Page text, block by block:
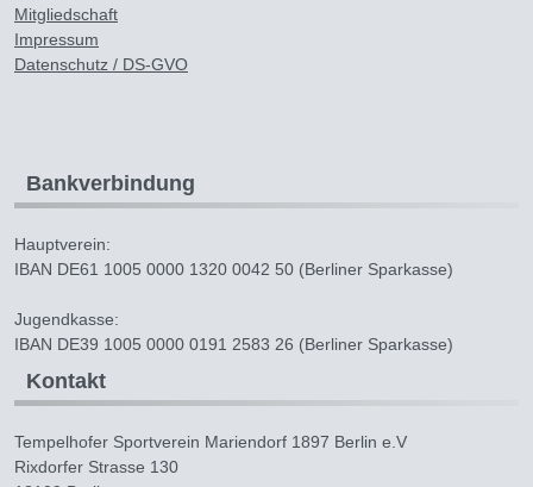
Mitgliedschaft
Impressum
Datenschutz / DS-GVO
Bankverbindung
Hauptverein:
IBAN DE61 1005 0000 1320 0042 50 (Berliner Sparkasse)
Jugendkasse:
IBAN DE39 1005 0000 0191 2583 26 (Berliner Sparkasse)
Kontakt
Tempelhofer Sportverein Mariendorf 1897 Berlin e.V
Rixdorfer Strasse 130